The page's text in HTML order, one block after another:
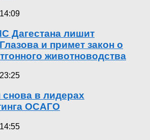
Дагестана лишит
и примет закон о
животноводства
снова в лидерах
ОСАГО